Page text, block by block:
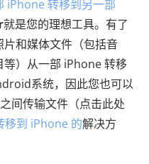
iPhone 转移到另一部
就是您的理想工具。有了
和媒体文件（包括音
等）从一部 iPhone 转移
系统，因此您也可以
间传输文件（点击此处
到 iPhone 的解决方